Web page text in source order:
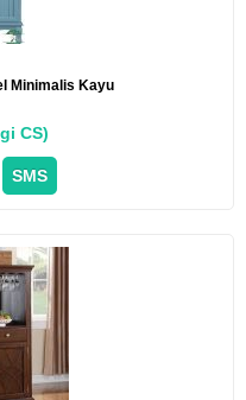
Minimalis Kayu
CS)
SMS